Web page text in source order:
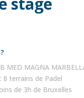
MED MAGNA
8 terrains de Padel
de 3h de Bruxelles